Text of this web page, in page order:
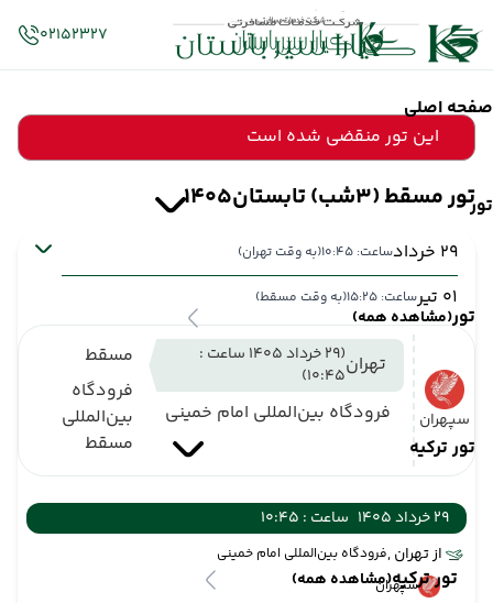
صفحه اصلی
تور
تور(مشاهده همه)
تور ترکیه
تور ترکیه(مشاهده همه)
02152327
این تور منقضی شده است
تور مسقط (3شب) تابستان1405
29 خرداد ساعت: 10:45 (به وقت تهران)
01 تیر ساعت: 15:25 (به وقت مسقط)
سپهران
تهران
(29 خرداد 1405 ساعت :
10:45)
فرودگاه بین‌المللی امام خمینی
مسقط
فرودگاه
بین‌المللی
مسقط
29 خرداد 1405
ساعت : 10:45
از تهران ,فرودگاه بین‌المللی امام خمینی
سپهران